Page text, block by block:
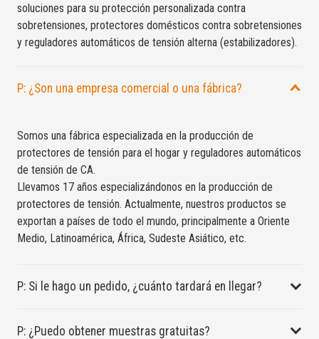
soluciones para su protección personalizada contra
sobretensiones, protectores domésticos contra sobretensiones
y reguladores automáticos de tensión alterna (estabilizadores).
P: ¿Son una empresa comercial o una fábrica?
Somos una fábrica especializada en la producción de
protectores de tensión para el hogar y reguladores automáticos
de tensión de CA.
Llevamos 17 años especializándonos en la producción de
protectores de tensión. Actualmente, nuestros productos se
exportan a países de todo el mundo, principalmente a Oriente
Medio, Latinoamérica, África, Sudeste Asiático, etc.
P: Si le hago un pedido, ¿cuánto tardará en llegar?
P: ¿Puedo obtener muestras gratuitas?